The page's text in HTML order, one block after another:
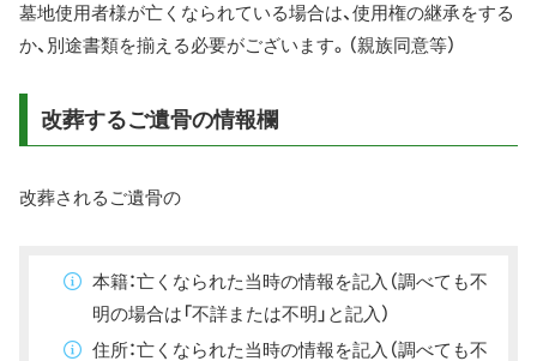
墓地使用者様が亡くなられている場合は、使用権の継承をする
か、別途書類を揃える必要がございます。（親族同意等）
改葬するご遺骨の情報欄
改葬されるご遺骨の
本籍：亡くなられた当時の情報を記入（調べても不
明の場合は「不詳または不明」と記入）
住所：亡くなられた当時の情報を記入（調べても不